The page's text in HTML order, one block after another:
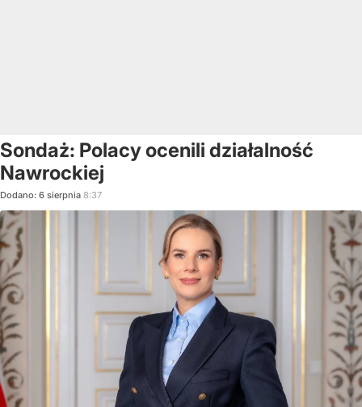
Sondaż: Polacy ocenili działalność
Nawrockiej
Dodano: 6 sierpnia 8:37